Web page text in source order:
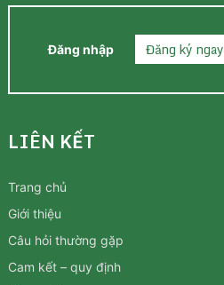
Đăng nhập Đăng ký ngay
LIÊN KẾT
Trang chủ
Giới thiệu
Câu hỏi thường gặp
Cam kết – quy định